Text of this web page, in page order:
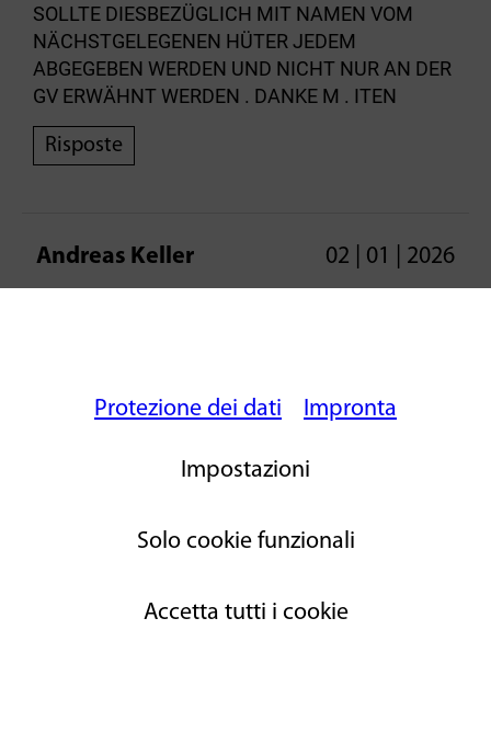
SOLLTE DIESBEZÜGLICH MIT NAMEN VOM
NÄCHSTGELEGENEN HÜTER JEDEM
ABGEGEBEN WERDEN UND NICHT NUR AN DER
GV ERWÄHNT WERDEN . DANKE M . ITEN
Risposte
Andreas Keller 02 | 01 | 2026
mit einem Fusstritt ins Wasser zurückgesetzt.
Behandle den gefangenen Fisch mit Respekt,
ausgesetzt werden. Sie haben das Leben noch
Protezione dei dati Impronta
Impostazioni
Solo cookie funzionali
Accetta tutti i cookie